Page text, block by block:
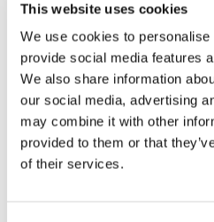
This website uses cookies
We use cookies to
provide social media features
We also share information
our social media, advertising
may combine it with other
provided to them or that
of their services.
Logotypdetaljer på
Tvätta kallt med
Torktumla inte
Stryk inte.
SKU : VENUM-04656-049